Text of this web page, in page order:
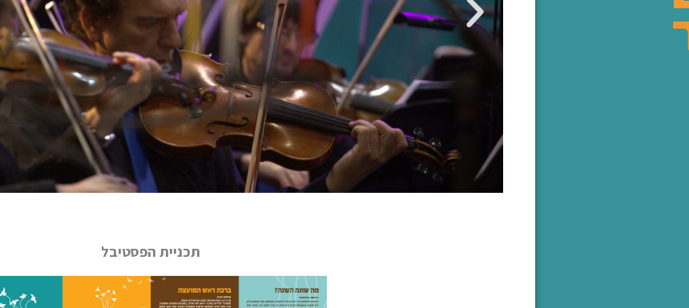
תכניית הפסטיבל